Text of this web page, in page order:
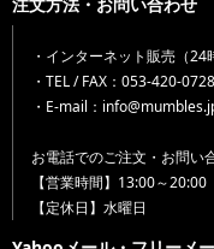
・インターネット販売（24
・TEL / FAX：053-420-0728
・E-mail：
お電話でのご注文・お問い
【営業時間】13:00～20:00
【定休日】水曜日